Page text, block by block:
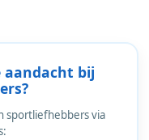
aandacht bij
sportliefhebbers via